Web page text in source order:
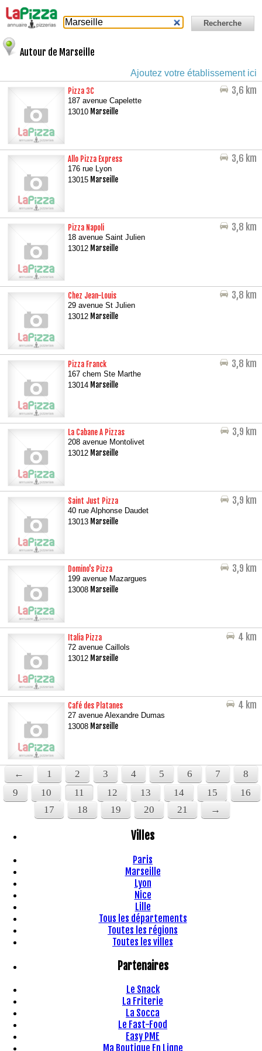
Autour de Marseille
Ajoutez votre établissement ici
Pizza 3C 3,6 km
187 avenue Capelette
13010 Marseille
Allo Pizza Express 3,6 km
176 rue Lyon
13015 Marseille
Pizza Napoli 3,8 km
18 avenue Saint Julien
13012 Marseille
Chez Jean-Louis 3,8 km
29 avenue St Julien
13012 Marseille
Pizza Franck 3,8 km
167 chem Ste Marthe
13014 Marseille
La Cabane A Pizzas 3,9 km
208 avenue Montolivet
13012 Marseille
Saint Just Pizza 3,9 km
40 rue Alphonse Daudet
13013 Marseille
Domino's Pizza 3,9 km
199 avenue Mazargues
13008 Marseille
Italia Pizza 4 km
72 avenue Caillols
13012 Marseille
Café des Platanes 4 km
27 avenue Alexandre Dumas
13008 Marseille
← 1 2 3 4 5 6 7
8
9
10 11 12 13 14 15
16
17
18 19 20 21 →
Villes
Paris
Marseille
Lyon
Nice
Lille
Tous les départements
Toutes les régions
Toutes les villes
Partenaires
Le Snack
La Friterie
La Socca
Le Fast-Food
Easy PME
M a Boutique En Ligne